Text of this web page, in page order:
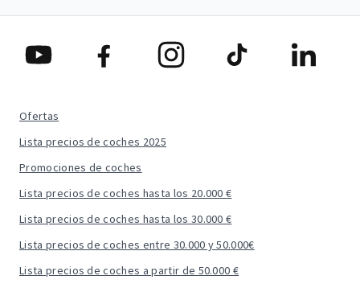
Ofertas
Lista precios de coches 2025
Promociones de coches
Lista precios de coches hasta los 20.000 €
Lista precios de coches hasta los 30.000 €
Lista precios de coches entre 30.000 y 50.000€
Lista precios de coches a partir de 50.000 €